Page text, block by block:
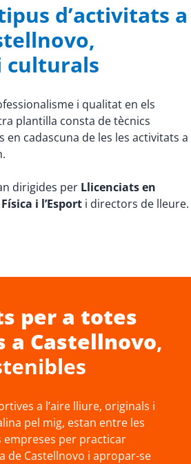
d’activitats a
culturals
i qualitat en els
plantilla consta de tècnics
en cadascuna de les les activitats a
dirigides per Llicenciats en
i l’Esport i directors de lleure.
per a totes
a Castellnovo,
a l’aire lliure, originals i
pel mig, estan entre les
empreses per practicar
de Castellnovo i apropar-se